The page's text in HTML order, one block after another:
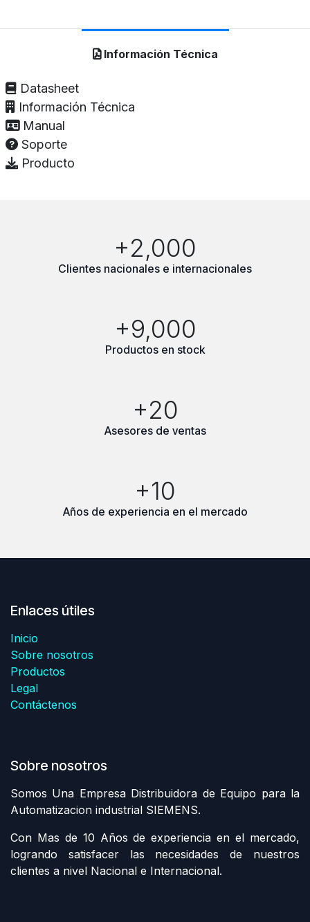
Información Técnica
Datasheet
Información Técnica
Manual
Soporte
Producto
+2,000
Clientes nacionales e internacionales
+9,000
Productos en stock
+20
Asesores de ventas
+10
Años de experiencia en el mercado
Enlaces útiles
Inicio
Sobre nosotros
Productos
Legal
Contáctenos
Sobre nosotros
Somos Una Empresa Distribuidora de Equipo para la
Automatizacion industrial SIEMENS.
Con Mas de 10 Años de experiencia en el mercado,
logrando satisfacer las necesidades de nuestros
clientes a nivel Nacional e Internacional.